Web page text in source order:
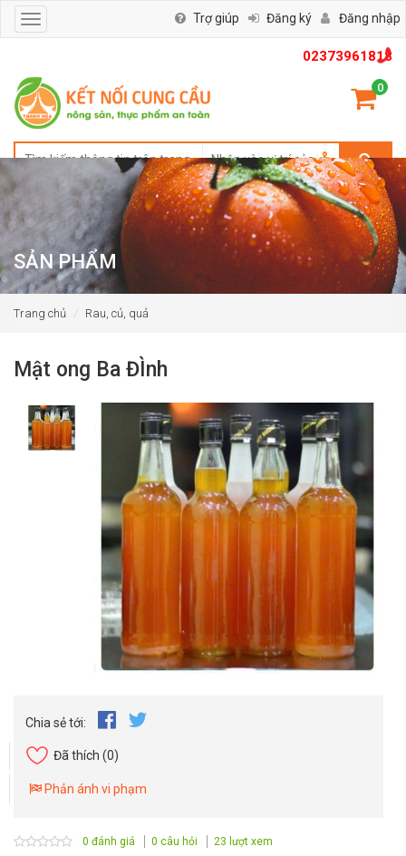
02373961818
0
Toggle
navigation
Trợ giúp Đăng ký Đăng nhập
SẢN PHẨM
Trang chủ Rau, củ, quả
Mật ong Ba ĐÌnh
Chia sẻ tới:
Đã thích (0)
Phản ánh vi phạm
0 đánh giá 0 câu hỏi 23 lượt xem